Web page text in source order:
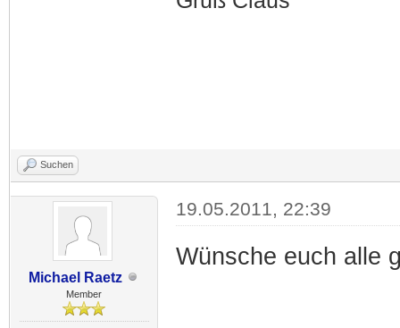
Suchen
Michael Raetz
Member
19.05.2011, 22:39
Wünsche euch alle